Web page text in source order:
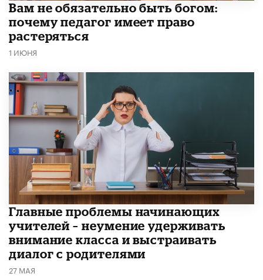
​Вам не обязательно быть богом:
почему педагог имеет право
растеряться
1 ИЮНЯ
Главные проблемы начинающих
учителей – неумение удерживать
внимание класса и выстраивать
диалог с родителями
27 МАЯ